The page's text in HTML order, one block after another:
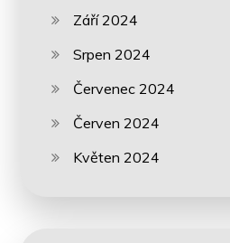
Září 2024
Srpen 2024
Červenec 2024
Červen 2024
Květen 2024